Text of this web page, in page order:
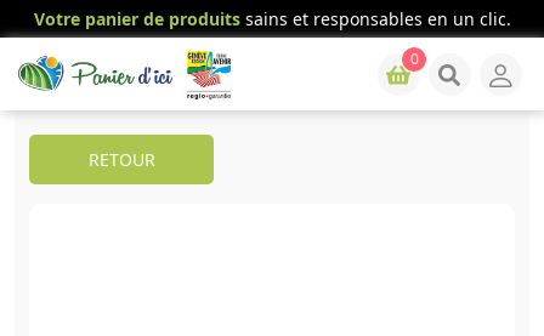
Votre panier de produitssains et responsables en un clic.
0
RETOUR